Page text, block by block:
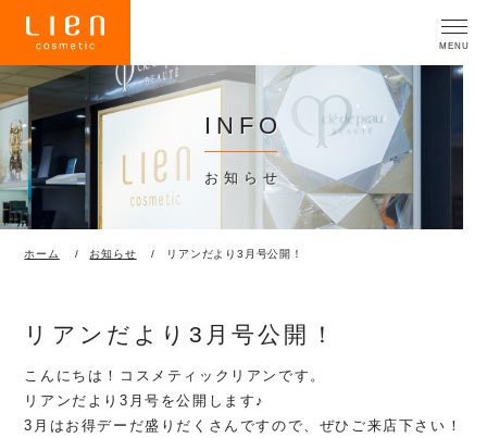
INFO
お知らせ
ホーム お知らせ リアンだより3月号公開！
リアンだより3月号公開！
こんにちは！コスメティックリアンです。
リアンだより3月号を公開します♪
3月はお得デーだ盛りだくさんですので、ぜひご来店下さい！